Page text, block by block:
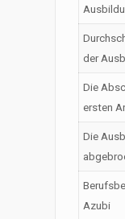
der
Die
ersten
Die
Azubi